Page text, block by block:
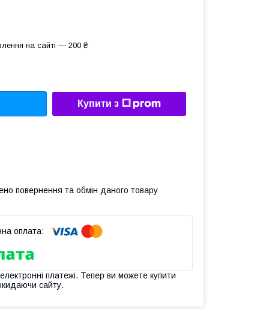
на сайті — 200 ₴
Купити з
повернення та обмін даного товару
платежі. Тепер ви можете купити
сайту.